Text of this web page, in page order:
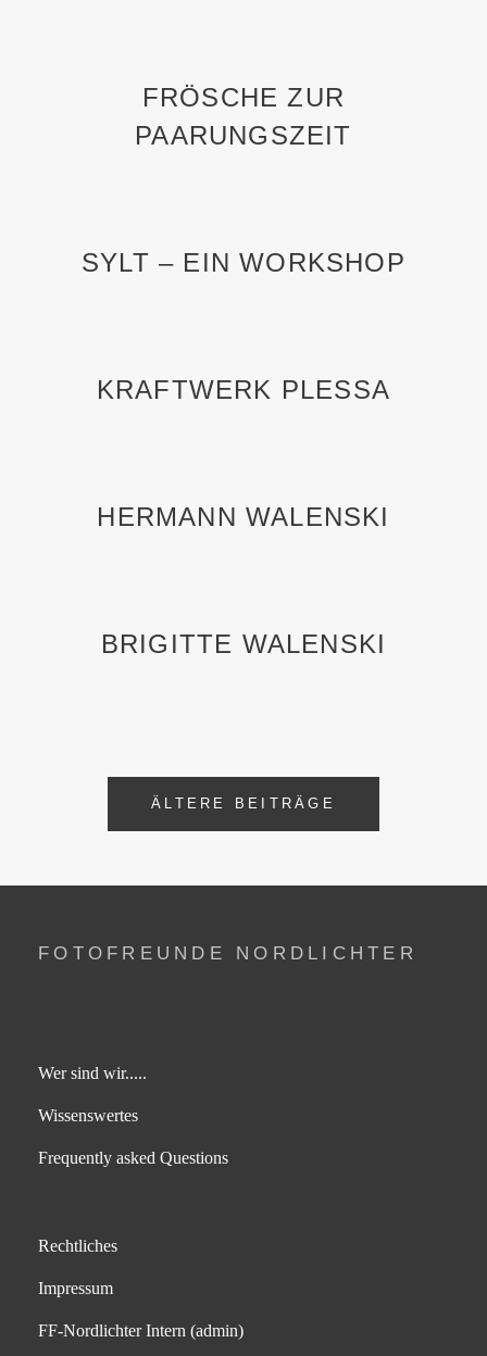
FRÖSCHE ZUR
PAARUNGSZEIT
SYLT – EIN WORKSHOP
KRAFTWERK PLESSA
HERMANN WALENSKI
BRIGITTE WALENSKI
Beitragsnavigation
ÄLTERE BEITRÄGE
FOTOFREUNDE NORDLICHTER
Wer sind wir.....
Wissenswertes
Frequently asked Questions
Rechtliches
Impressum
FF-Nordlichter Intern (admin)